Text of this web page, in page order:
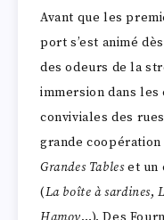
Avant que les
port s’est animé
des odeurs de la
immersion dans
conviviales des
grande
Grandes Tableset un
(La boîte à sardines,